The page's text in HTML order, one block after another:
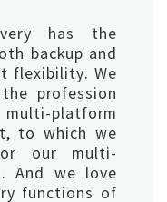
has the
backup and
flexibility. We
profession
platform
to which we
our multi-
And we love
functions of